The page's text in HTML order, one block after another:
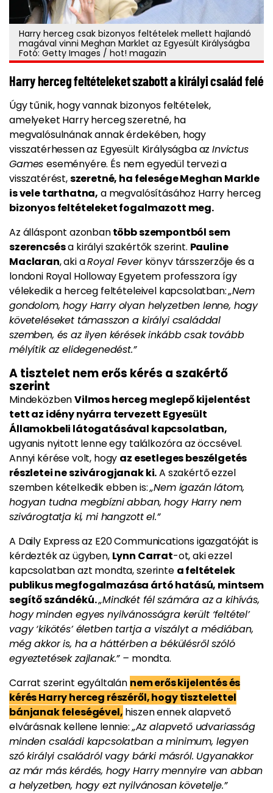
Harry herceg csak bizonyos feltételek mellett hajlandó
magával vinni Meghan Marklet az Egyesült Királyságba
Fotó: Getty Images / hot! magazin
Harry herceg feltételeket szabott a királyi család felé
Úgy tűnik, hogy vannak bizonyos feltételek,
amelyeket Harry herceg szeretné, ha
megvalósulnának annak érdekében, hogy
visszatérhessen az Egyesült Királyságba azInvictus
Gameseseményére. És nem egyedül tervezi a
visszatérést,szeretné, ha felesége Meghan Markle
is vele tarthatna, a megvalósításához Harry herceg
bizonyos feltételeket fogalmazott meg.
Az álláspont azonbantöbb szempontból sem
szerencsésa királyi szakértők szerint. Pauline
Maclaran, aki aRoyal Feverkönyv társszerzője és a
londoni Royal Holloway Egyetem professzora így
vélekedik a herceg feltételeivel kapcsolatban:„Nem
gondolom, hogy Harry olyan helyzetben lenne, hogy
követeléseket támasszon a királyi családdal
szemben, és az ilyen kérések inkább csak tovább
mélyítik az elidegenedést.”
A tisztelet nem erős kérés a szakértő
szerint
MindeközbenVilmos herceg meglepő kijelentést
tett az idény nyárra tervezett Egyesült
Államokbeli látogatásával kapcsolatban,
ugyanis nyitott lenne egy találkozóra az öccsével.
Annyi kérése volt, hogy az esetleges beszélgetés
részletei ne szivárogjanak ki.A szakértő ezzel
szemben kételkedik ebben is:„Nem igazán látom,
hogyan tudna megbízni abban, hogy Harry nem
szivárogtatja ki, mi hangzott el.”
A Daily Express az E20 Communications igazgatóját is
kérdezték az ügyben, Lynn Carrat-ot, aki ezzel
kapcsolatban azt mondta, szerinte a feltételek
publikus megfogalmazása ártó hatású, mintsem
segítő szándékú.„Mindkét fél számára az a kihívás,
hogy minden egyes nyilvánosságra került ‘feltétel’
vagy ‘kikötés’ életben tartja a viszályt a médiában,
még akkor is, ha a háttérben a békülésről szóló
egyeztetések zajlanak.” – mondta.
Carrat szerint egyáltalán nem erős kijelentés és
kérés Harry herceg részéről, hogy tisztelettel
bánjanak feleségével, hiszen ennek alapvető
elvárásnak kellene lennie:„Az alapvető udvariasság
minden családi kapcsolatban a minimum, legyen
szó királyi családról vagy bárki másról. Ugyanakkor
az már más kérdés, hogy Harry mennyire van abban
a helyzetben, hogy ezt nyilvánosan követelje.”